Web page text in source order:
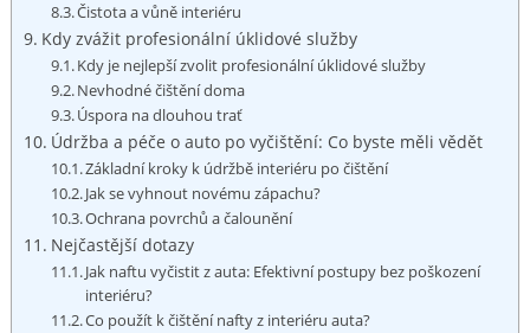
Čistota a vůně interiéru
Kdy zvážit profesionální úklidové služby
Kdy je nejlepší zvolit profesionální úklidové služby
Nevhodné čištění doma
Úspora na dlouhou trať
Údržba a péče o auto po vyčištění: Co byste měli vědět
Základní kroky k údržbě interiéru po čištění
Jak se vyhnout novému zápachu?
Ochrana povrchů a čalounění
Nejčastější dotazy
Jak naftu vyčistit z auta: Efektivní postupy bez poškození
interiéru?
Co použít k čištění nafty z interiéru auta?